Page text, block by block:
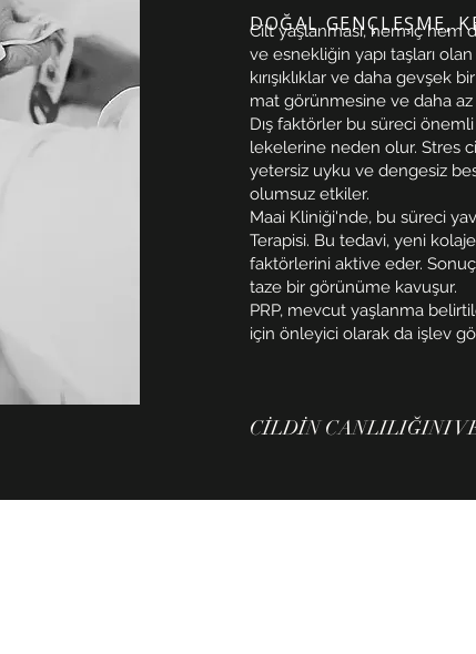
Cilt yaşlanması, hem iç hem
ve esnekliğin yapı taşları
kırışıklıklar ve daha gevşek
mat görünmesine ve daha
Dış faktörler bu süreci önemli
lekelerine neden olur. Stres
yetersiz uyku ve dengesiz
olumsuz etkiler.
Maai Kliniği'nde, bu süreci
Terapisi. Bu tedavi, yeni
faktörlerini aktive eder. Sonuç
taze bir görünüme kavuşur.
PRP, mevcut yaşlanma
için önleyici olarak da işlev
DOĞAL GENÇLEŞME,
CİLDİN CANLILIĞINI